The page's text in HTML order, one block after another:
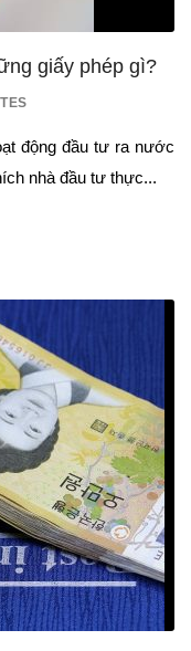
giấy phép gì?
động đầu tư ra nước
nhà đầu tư thực...